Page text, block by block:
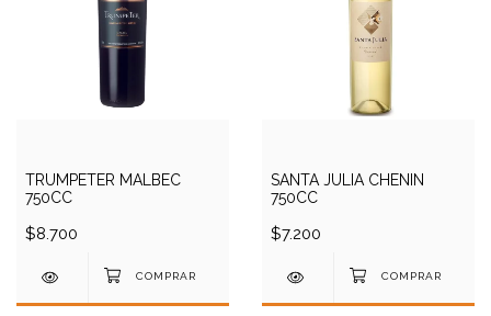
TRUMPETER MALBEC
750CC
$8.700
SANTA JULIA CHENIN
750CC
$7.200